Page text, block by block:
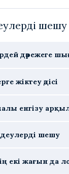
шешу
дәрежеге
жіктеу әдісі
енгізу
шешу
екі жағын